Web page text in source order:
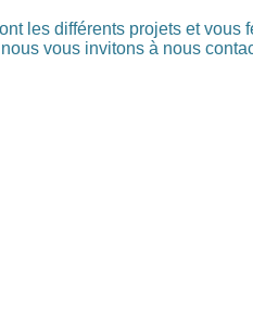
les différents projets et
vous invitons à nous